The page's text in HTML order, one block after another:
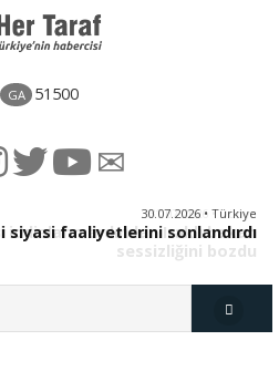
GA 51500
30.07.2026 • Türkiye
siyasi faaliyetlerini sonlandırdı